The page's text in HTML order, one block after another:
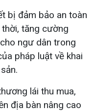
bị đảm bảo an toàn
tăng cường
ngư dân trong
pháp luật về khai
lái thu mua,
địa bàn nâng cao